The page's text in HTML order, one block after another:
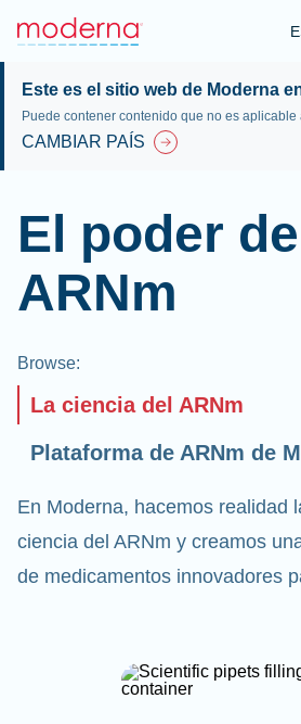
Skip
Este es el sitio web de Moderna
Puede contener contenido que no es aplicable
CAMBIAR PAÍS
El poder
ARNm
Browse:
La ciencia del ARNm
Plataforma de ARNm de
En Moderna, hacemos realidad
ciencia del ARNm y creamos
de medicamentos innovadores